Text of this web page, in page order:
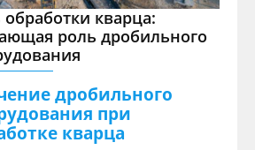
обработки кварца:
роль дробильного
дробильного
при
кварца